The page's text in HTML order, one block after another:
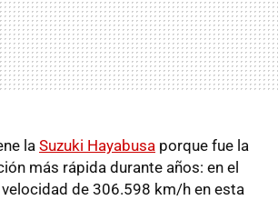
la Suzuki Hayabusa porque fue la
más rápida durante años: en el
de 306.598 km/h en esta